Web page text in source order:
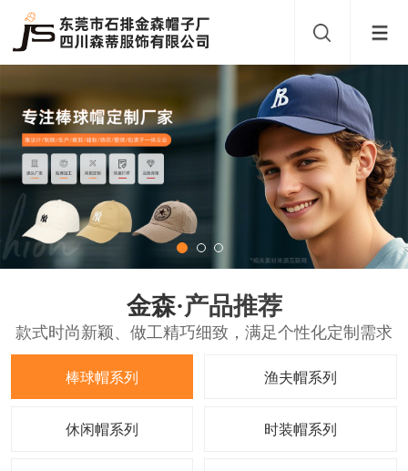
金森·产品推荐
款式时尚新颖、做工精巧细致，满足个性化定制需求
棒球帽系列 渔夫帽系列
休闲帽系列 时装帽系列